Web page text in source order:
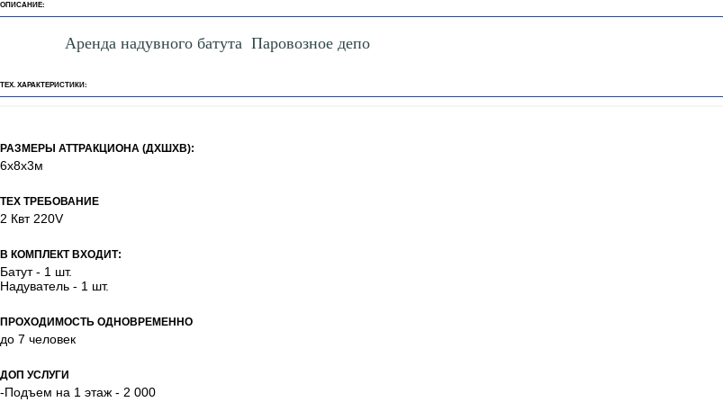
ОПИСАНИЕ:
Аренда надувного батута Паровозное депо
ТЕХ. ХАРАКТЕРИСТИКИ:
РАЗМЕРЫ АТТРАКЦИОНА (ДХШХВ):
6х8х3м
ТЕХ ТРЕБОВАНИЕ
2 Квт 220V
В КОМПЛЕКТ ВХОДИТ:
Батут - 1 шт.
Надуватель - 1 шт.
ПРОХОДИМОСТЬ ОДНОВРЕМЕННО
до 7 человек
ДОП УСЛУГИ
-Подъем на 1 этаж - 2 000